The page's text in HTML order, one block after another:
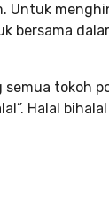
Untuk
bersama
tokoh
Halal